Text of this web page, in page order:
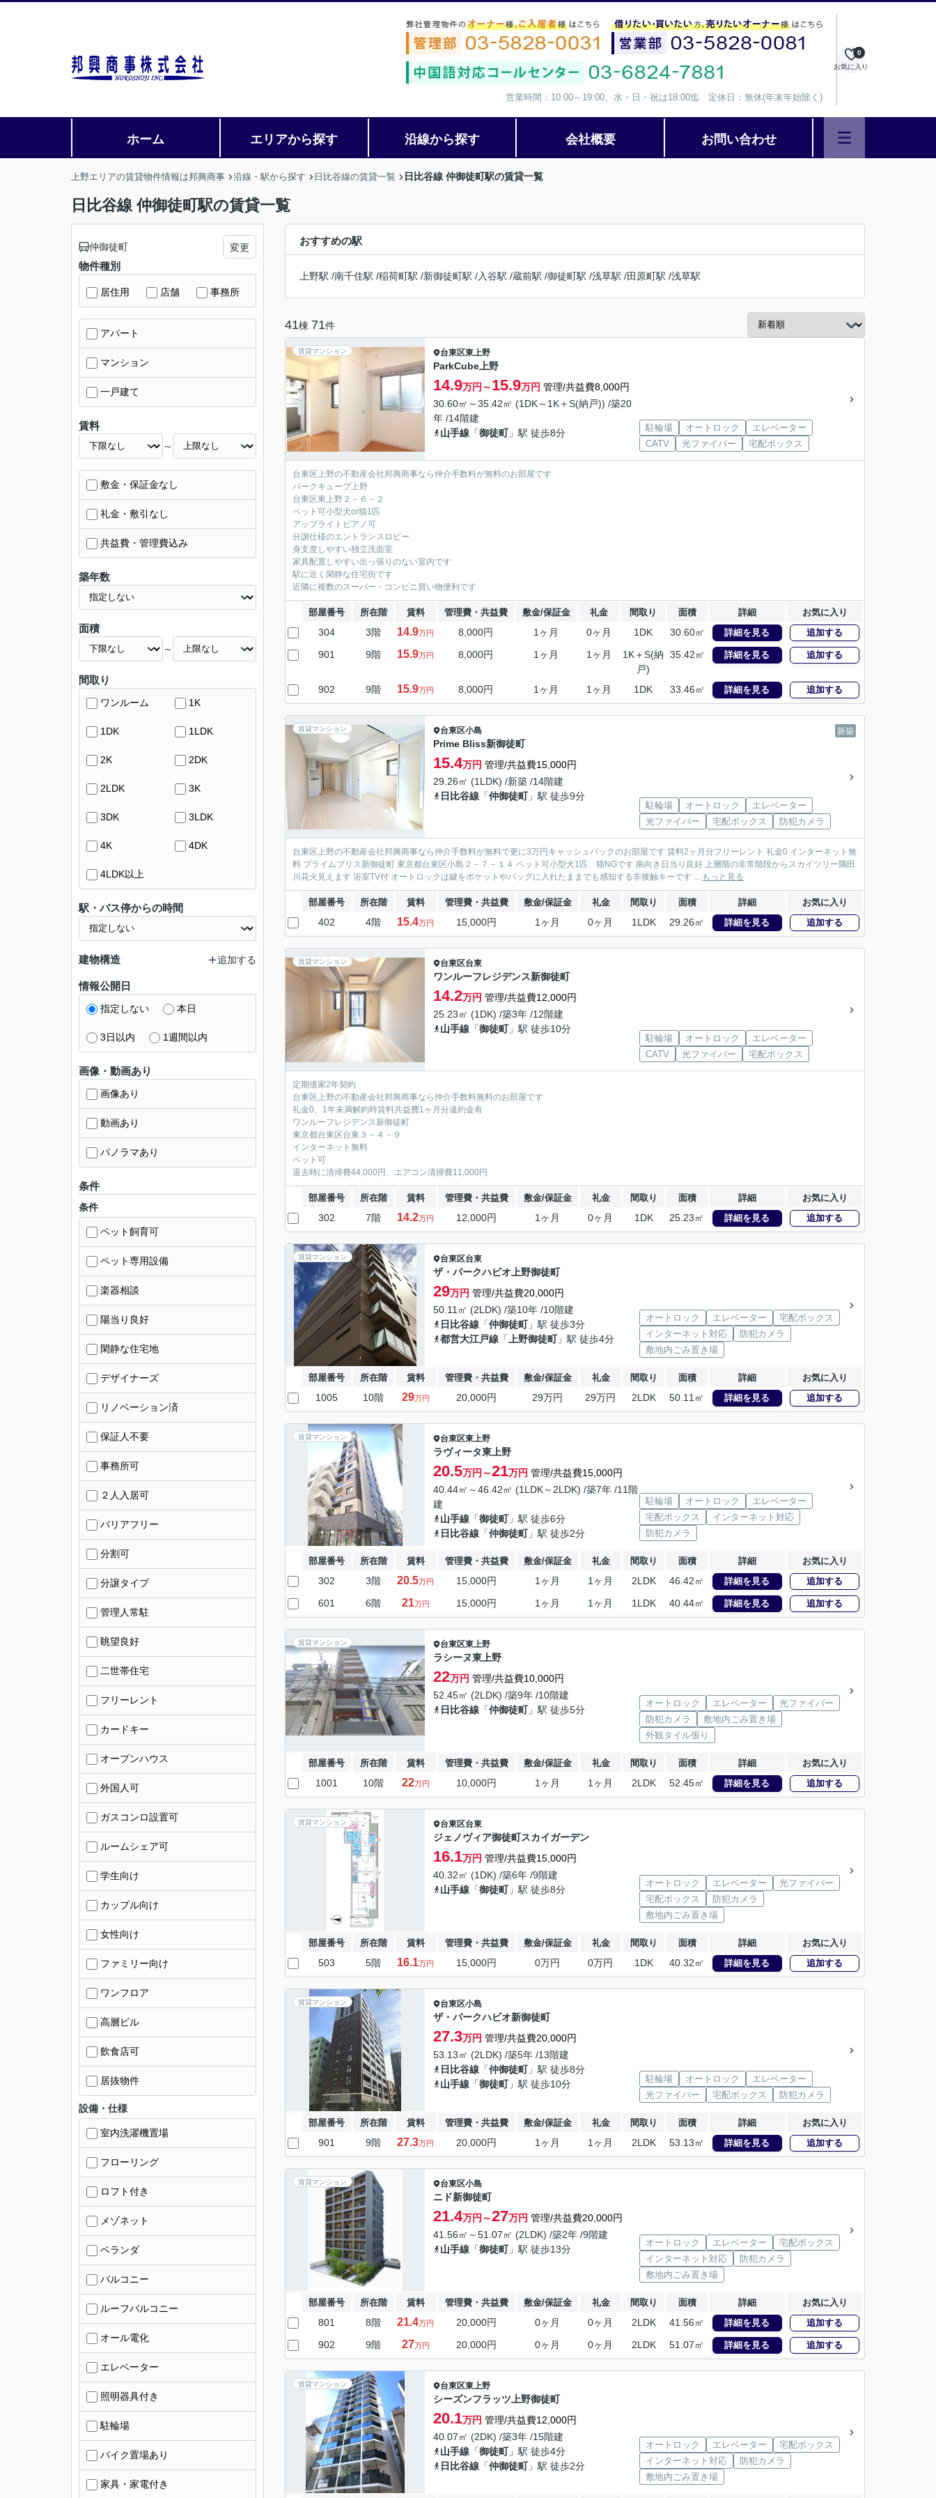
営業時間：10:00～19:00、水・日・祝は18:00迄 定休日：無休(年末年始除く)
お気に入り
0
ホーム エリアから探す 沿線から探す 会社概要 お問い合わせ
上野エリアの賃貸物件情報は邦興商事 沿線・駅から探す 日比谷線の賃貸一覧 日比谷線 仲御徒町駅の賃貸一覧
日比谷線 仲御徒町駅の賃貸一覧
おすすめの駅
上野駅 /南千住駅 /稲荷町駅 /新御徒町駅 /入谷駅 /蔵前駅 /御徒町駅 /浅草駅 /田原町駅 /浅草駅
41棟 71件
賃貸マンション 台東区東上野
ParkCube上野
14.9万円～15.9万円 管理/共益費8,000円
30.60㎡～35.42㎡ (1DK～1K＋S(納戸)) /築20
年 /14階建
山手線 「御徒町」駅 徒歩8分 駐輪場 オートロック
エレベーター
CATV
光ファイバー 宅配ボックス
台東区上野の不動産会社邦興商事なら仲介手数料が無料のお部屋です
パークキューブ上野
台東区東上野２－６－２
ペット可小型犬or猫1匹
アップライトピアノ可
分譲仕様のエントランスロビー
身支度しやすい独立洗面室
家具配置しやすい出っ張りのない室内です
駅に近く閑静な住宅街です
近隣に複数のスーパー・コンビニ買い物便利です
部屋番号 所在階 賃料 管理費・共益費 敷金/保証金 礼金 間取り 面積 詳細 お気に入り
304 3階 14.9万円 8,000円 1ヶ月 0ヶ月 1DK 30.60㎡ 詳細を見る 追加する
901 9階 15.9万円 8,000円 1ヶ月 1ヶ月
1K＋S(納
戸)
35.42㎡ 詳細を見る 追加する
902 9階 15.9万円 8,000円 1ヶ月 1ヶ月 1DK 33.46㎡ 詳細を見る 追加する
賃貸マンション 新築
台東区小島
Prime Bliss新御徒町
15.4万円 管理/共益費15,000円
29.26㎡ (1LDK) /新築 /14階建
日比谷線 「仲御徒町」駅 徒歩9分
駐輪場 オートロック
エレベーター
光ファイバー
宅配ボックス 防犯カメラ
台東区上野の不動産会社邦興商事なら仲介手数料が無料で更に3万円キャッシュバックのお部屋です 賃料2ヶ月分フリーレント 礼金0 インターネット無
料 プライムブリス新御徒町 東京都台東区小島２－７－１４ ペット可小型犬1匹、猫NGです 南向き日当り良好 上層階の非常階段からスカイツリー隅田
川花火見えます 浴室TV付 オートロックは鍵をポケットやバッグに入れたままでも感知する非接触キーです ... もっと見る
部屋番号 所在階 賃料 管理費・共益費 敷金/保証金 礼金 間取り 面積 詳細 お気に入り
402 4階 15.4万円 15,000円 1ヶ月 0ヶ月 1LDK 29.26㎡ 詳細を見る 追加する
賃貸マンション 台東区台東
ワンルーフレジデンス新御徒町
14.2万円 管理/共益費12,000円
25.23㎡ (1DK) /築3年 /12階建
山手線 「御徒町」駅 徒歩10分
駐輪場 オートロック
エレベーター
CATV
光ファイバー 宅配ボックス
定期借家2年契約
台東区上野の不動産会社邦興商事なら仲介手数料無料のお部屋です
礼金0、1年未満解約時賃料共益費1ヶ月分違約金有
ワンルーフレジデンス新御徒町
東京都台東区台東３－４－９
インターネット無料
ペット可
退去時に清掃費44,000円、エアコン清掃費11,000円
部屋番号 所在階 賃料 管理費・共益費 敷金/保証金 礼金 間取り 面積 詳細 お気に入り
302 7階 14.2万円 12,000円 1ヶ月 0ヶ月 1DK 25.23㎡ 詳細を見る 追加する
賃貸マンション 台東区台東
ザ・パークハビオ上野御徒町
29万円 管理/共益費20,000円
50.11㎡ (2LDK) /築10年 /10階建
日比谷線 「仲御徒町」駅 徒歩3分
都営大江戸線 「 上野御徒町」駅 徒歩4分
オートロック エレベーター
宅配ボックス
インターネット対応
防犯カメラ
敷地内ごみ置き場
部屋番号 所在階 賃料 管理費・共益費 敷金/保証金 礼金 間取り 面積 詳細 お気に入り
1005 10階 29万円 20,000円 29万円 29万円 2LDK 50.11㎡ 詳細を見る 追加する
賃貸マンション 台東区東上野
ラヴィータ東上野
20.5万円～21万円 管理/共益費15,000円
40.44㎡～46.42㎡ (1LDK～2LDK) /築7年 /11階
建
山手線 「御徒町」駅 徒歩6分
日比谷線 「仲御徒町」駅 徒歩2分
駐輪場 オートロック
エレベーター
宅配ボックス
インターネット対応
防犯カメラ
部屋番号 所在階 賃料 管理費・共益費 敷金/保証金 礼金 間取り 面積 詳細 お気に入り
302 3階 20.5万円 15,000円 1ヶ月 1ヶ月 2LDK 46.42㎡ 詳細を見る 追加する
601 6階 21万円 15,000円 1ヶ月 1ヶ月 1LDK 40.44㎡ 詳細を見る 追加する
賃貸マンション 台東区東上野
ラシーヌ東上野
22万円 管理/共益費10,000円
52.45㎡ (2LDK) /築9年 /10階建
日比谷線 「仲御徒町」駅 徒歩5分
オートロック エレベーター
光ファイバー
防犯カメラ
敷地内ごみ置き場
外観タイル張り
部屋番号 所在階 賃料 管理費・共益費 敷金/保証金 礼金 間取り 面積 詳細 お気に入り
1001 10階 22万円 10,000円 1ヶ月 1ヶ月 2LDK 52.45㎡ 詳細を見る 追加する
賃貸マンション 台東区台東
ジェノヴィア御徒町スカイガーデン
16.1万円 管理/共益費15,000円
40.32㎡ (1DK) /築6年 /9階建
山手線 「御徒町」駅 徒歩8分
オートロック エレベーター
光ファイバー
宅配ボックス
防犯カメラ
敷地内ごみ置き場
部屋番号 所在階 賃料 管理費・共益費 敷金/保証金 礼金 間取り 面積 詳細 お気に入り
503 5階 16.1万円 15,000円 0万円 0万円 1DK 40.32㎡ 詳細を見る 追加する
賃貸マンション 台東区小島
ザ・パークハビオ新御徒町
27.3万円 管理/共益費20,000円
53.13㎡ (2LDK) /築5年 /13階建
日比谷線 「仲御徒町」駅 徒歩8分
山手線 「御徒町」駅 徒歩10分 駐輪場 オートロック
エレベーター
光ファイバー
宅配ボックス 防犯カメラ
部屋番号 所在階 賃料 管理費・共益費 敷金/保証金 礼金 間取り 面積 詳細 お気に入り
901 9階 27.3万円 20,000円 1ヶ月 1ヶ月 2LDK 53.13㎡ 詳細を見る 追加する
賃貸マンション 台東区小島
ニド新御徒町
21.4万円～27万円 管理/共益費20,000円
41.56㎡～51.07㎡ (2LDK) /築2年 /9階建
山手線 「御徒町」駅 徒歩13分
オートロック エレベーター
宅配ボックス
インターネット対応
防犯カメラ
敷地内ごみ置き場
部屋番号 所在階 賃料 管理費・共益費 敷金/保証金 礼金 間取り 面積 詳細 お気に入り
801 8階 21.4万円 20,000円 0ヶ月 0ヶ月 2LDK 41.56㎡ 詳細を見る 追加する
902 9階 27万円 20,000円 0ヶ月 0ヶ月 2LDK 51.07㎡ 詳細を見る 追加する
賃貸マンション 台東区東上野
シーズンフラッツ上野御徒町
20.1万円 管理/共益費12,000円
40.07㎡ (2DK) /築3年 /15階建
山手線 「御徒町」駅 徒歩4分
日比谷線 「仲御徒町」駅 徒歩2分
オートロック エレベーター
宅配ボックス
インターネット対応
防犯カメラ
敷地内ごみ置き場
仲御徒町 変更
物件種別
居住用 店舗 事務所
アパート
マンション
一戸建て
賃料
～
敷金・保証金なし
礼金・敷引なし
共益費・管理費込み
築年数
面積
～
間取り
ワンルーム 1K
1DK 1LDK
2K 2DK
2LDK 3K
3DK 3LDK
4K 4DK
4LDK以上
駅・バス停からの時間
建物構造 追加する
情報公開日
指定しない 本日
3日以内 1週間以内
画像・動画あり
画像あり
動画あり
パノラマあり
条件
条件
ペット飼育可
ペット専用設備
楽器相談
陽当り良好
閑静な住宅地
デザイナーズ
リノベーション済
保証人不要
事務所可
２人入居可
バリアフリー
分割可
分譲タイプ
管理人常駐
眺望良好
二世帯住宅
フリーレント
カードキー
オープンハウス
外国人可
ガスコンロ設置可
ルームシェア可
学生向け
カップル向け
女性向け
ファミリー向け
ワンフロア
高層ビル
飲食店可
居抜物件
設備・仕様
室内洗濯機置場
フローリング
ロフト付き
メゾネット
ベランダ
バルコニー
ルーフバルコニー
オール電化
エレベーター
照明器具付き
駐輪場
バイク置場あり
家具・家電付き